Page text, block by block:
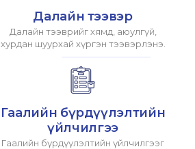
Далайн тээвэр
Далайн тээврийг хямд, аюулгүй,
хурдан шуурхай хүргэн тээвэрлэнэ.
Гаалийн бүрдүүлэлтийн
үйлчилгээ
Гаалийн бүрдүүлэлтийн үйлчилгээг